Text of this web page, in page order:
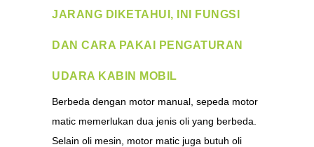
JARANG DIKETAHUI, INI FUNGSI
DAN CARA PAKAI PENGATURAN
UDARA KABIN MOBIL
Berbeda dengan motor manual, sepeda motor
matic memerlukan dua jenis oli yang berbeda.
Selain oli mesin, motor matic juga butuh oli